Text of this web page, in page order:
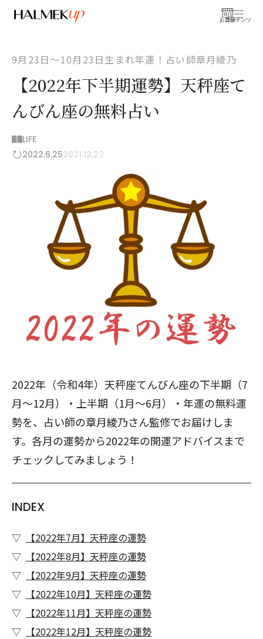
お買物
コンテンツ
9月23日〜10月23日生まれ年運！占い師章月綾乃
【2022年下半期運勢】天秤座て
んびん座の無料占い
LIFE
2022.6.252021.12.23
2022年（令和4年）天秤座てんびん座の下半期（7
月～12月）・上半期（1月～6月）・年運の無料運
勢を、占い師の章月綾乃さん監修でお届けしま
す。各月の運勢から2022年の開運アドバイスまで
チェックしてみましょう！
INDEX
【2022年7月】天秤座の運勢
【2022年8月】天秤座の運勢
【2022年9月】天秤座の運勢
【2022年10月】天秤座の運勢
【2022年11月】天秤座の運勢
【2022年12月】天秤座の運勢